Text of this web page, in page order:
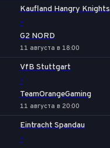
Kaufland Hangry Knights
-
G2 NORD
11 августа в 18:00
VfB Stuttgart
-
TeamOrangeGaming
11 августа в 20:00
Eintracht Spandau
-